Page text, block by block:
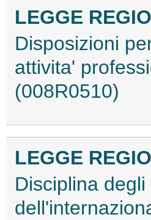
LEGGE
Disposizioni
attivita'
(008R0510)
LEGGE
Disciplina